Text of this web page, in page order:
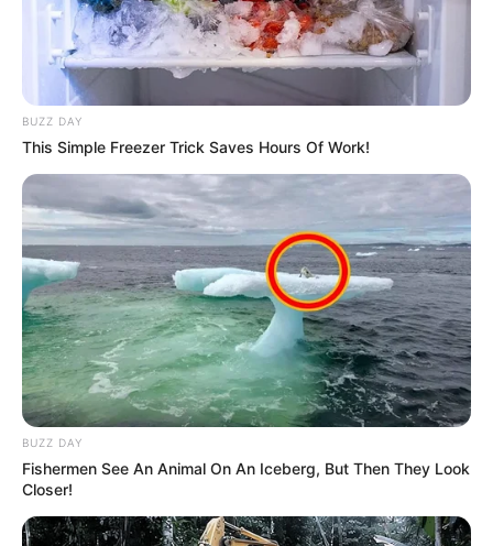
BUZZ DAY
This Simple Freezer Trick Saves Hours Of Work!
BUZZ DAY
Fishermen See An Animal On An Iceberg, But Then They Look
Closer!